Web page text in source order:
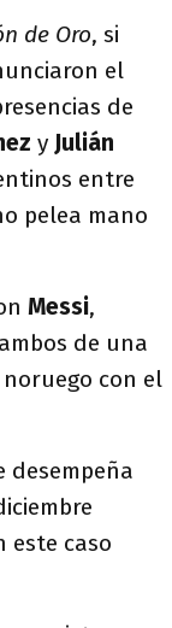
de Oro, si
el
de
y Julián
entre
pelea mano
Messi,
de una
con el
desempeña
este caso